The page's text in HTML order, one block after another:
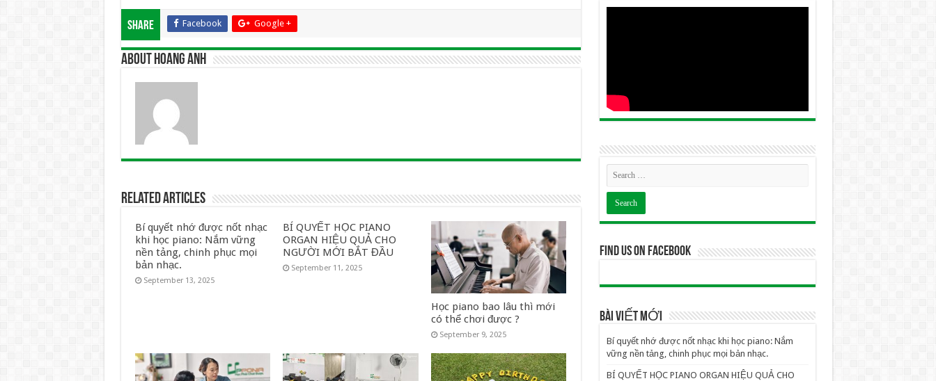
Share Facebook Google +
About Hoang Anh
Related Articles
Bí quyết nhớ được nốt nhạc
khi học piano: Nắm vững
nền tảng, chinh phục mọi
bản nhạc.
September 13, 2025
BÍ QUYẾT HỌC PIANO
ORGAN HIỆU QUẢ CHO
NGƯỜI MỚI BẮT ĐẦU
September 11, 2025
Học piano bao lâu thì mới
có thể chơi được ?
September 9, 2025
Find us on Facebook
BÀI VIẾT MỚI
Bí quyết nhớ được nốt nhạc khi học piano: Nắm
vững nền tảng, chinh phục mọi bản nhạc.
BÍ QUYẾT HỌC PIANO ORGAN HIỆU QUẢ CHO